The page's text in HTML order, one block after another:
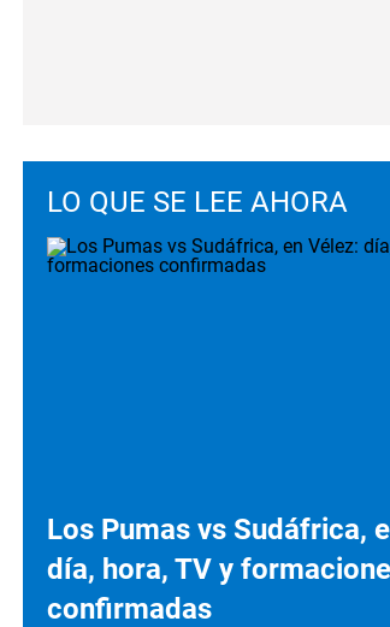
LO QUE SE LEE AHORA
Los Pumas vs Sudáfrica,
día, hora, TV y
confirmadas